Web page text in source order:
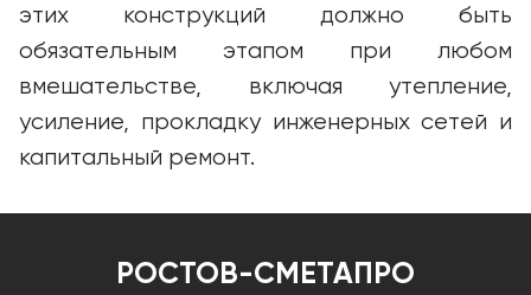
этих конструкций должно быть
обязательным этапом при любом
вмешательстве, включая утепление,
усиление, прокладку инженерных сетей и
капитальный ремонт.
РОСТОВ-СМЕТАПРО